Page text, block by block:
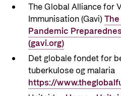
The Global Alliance for
Immunisation (Gavi)
Pandemic
(gavi.org)
Det globale fondet for
tuberkulose og malaria
https://